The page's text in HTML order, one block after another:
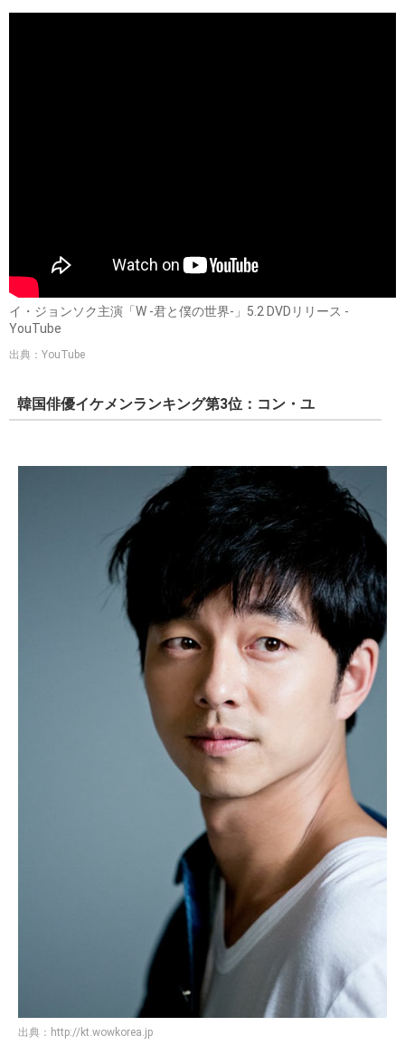
イ・ジョンソク主演「W -君と僕の世界-」5.2 DVDリリース -
YouTube
出典：YouTube
韓国俳優イケメンランキング第3位：コン・ユ
出典： http://kt.wowkorea.jp